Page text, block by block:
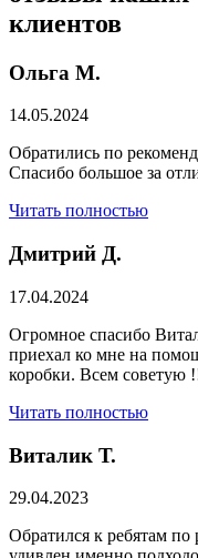
клиентов
Ольга М.
14.05.2024
Обратились по
Спасибо большое за
Читать полностью
Дмитрий Д.
17.04.2024
Огромное спасибо
приехал ко мне на
коробки. Всем советую
Читать полностью
Виталик Т.
29.04.2023
Обратился к ребятам